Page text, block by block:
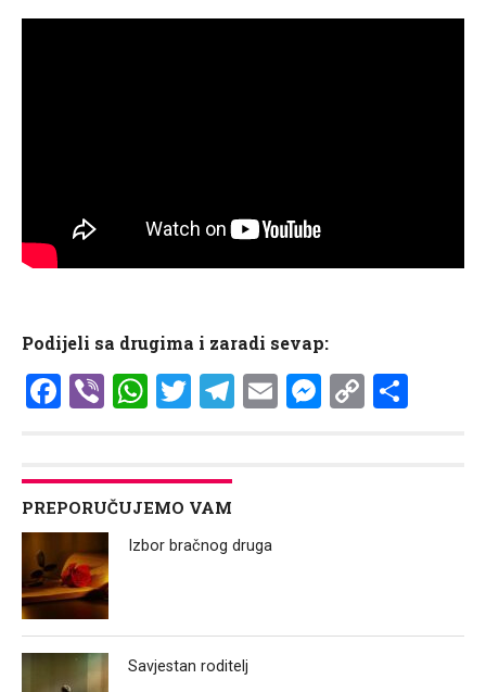
Podijeli sa drugima i zaradi sevap:
Facebook
ViberWhatsApp
Twitter
Telegram
EmailCopy
PREPORUČUJEMO VAM
Izbor bračnog druga
Savjestan roditelj